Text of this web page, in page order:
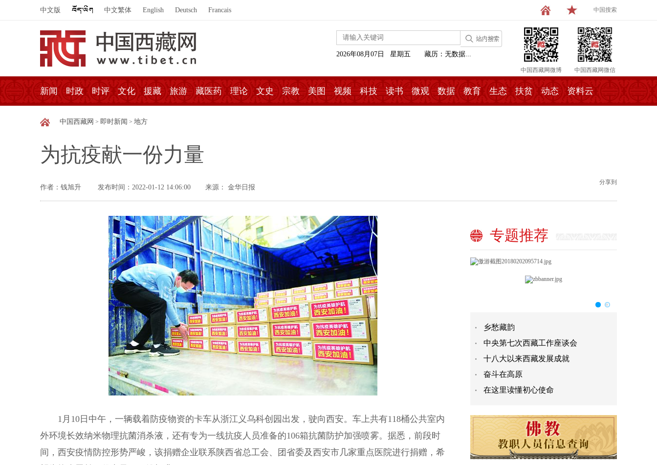
中文版 中文繁体 English Deutsch Francais 中国搜索
中国西藏网微博 中国西藏网微信
2026年08月07日 星期五 藏历：无数据...
新闻 时政 时评 文化 援藏 旅游 藏医药 理论 文史 宗教 美图 视频 科技 读书 微观 数据 教育 生态 扶贫 动态 资料云
中国西藏网 > 即时新闻 > 地方
为抗疫献一份力量
作者：钱旭升 发布时间：2022-01-12 14:06:00 来源： 金华日报
分享到
1月10日中午，一辆载着防疫物资的卡车从浙江义乌科创园出发，驶向西安。车上共有118桶公共室内
外环境长效纳米物理抗菌消杀液，还有专为一线抗疫人员准备的106箱抗菌防护加强喷雾。据悉，前段时
间，西安疫情防控形势严峻，该捐赠企业联系陕西省总工会、团省委及西安市几家重点医院进行捐赠，希
专题推荐
乡愁藏韵
中央第七次西藏工作座谈会
十八大以来西藏发展成就
奋斗在高原
在这里读懂初心使命